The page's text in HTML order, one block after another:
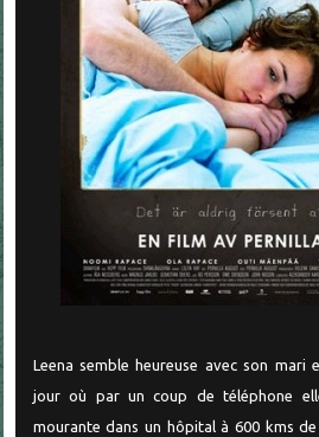
Leena semble heureuse avec son mari
jour où par un coup de téléphone
mourante dans un hôpital à 600 kms